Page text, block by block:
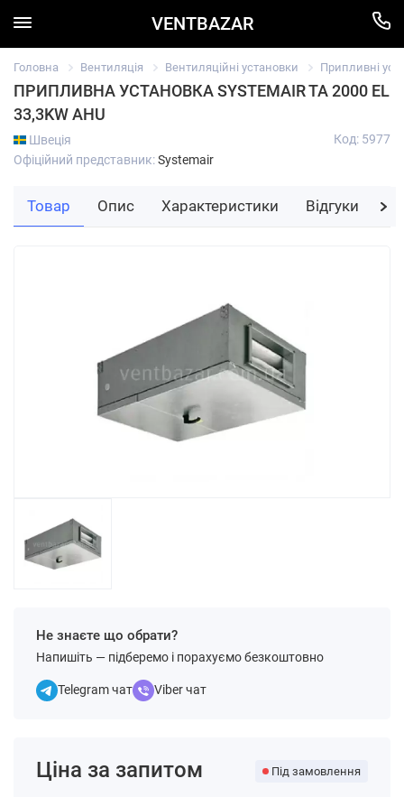
VENTBAZAR
Головна Вентиляція Вентиляційні установки Припливні
ПРИПЛИВНА УСТАНОВКА SYSTEMAIR TA 2000 EL
33,3KW AHU
Швеція
Офіційний представник:Systemair
Код: 5977
Не знаєте що обрати?
Напишіть — підберемо і порахуємо безкоштовно
Telegram чат Viber чат
Ціна за запитом Під замовлення
Товар Опис Характеристики Відгуки